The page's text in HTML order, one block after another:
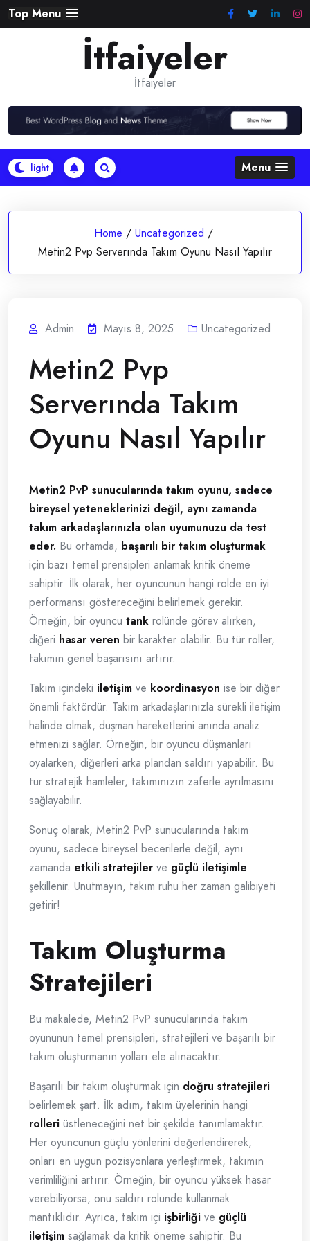
Skip
to
Top Menu
İtfaiyeler
İtfaiyeler
Menu
Home / Uncategorized /
Metin2 Pvp Serverında Takım Oyunu Nasıl Yapılır
Admin Mayıs 8, 2025 Uncategorized
Metin2 Pvp
Serverında Takım
Oyunu Nasıl Yapılır
Metin2 PvP sunucularında takım oyunu, sadece
bireysel yeteneklerinizi değil, aynı zamanda
takım arkadaşlarınızla olan uyumunuzu da test
eder. Bu ortamda, başarılı bir takım oluşturmak
için bazı temel prensipleri anlamak kritik öneme
sahiptir. İlk olarak, her oyuncunun hangi rolde en iyi
performansı göstereceğini belirlemek gerekir.
Örneğin, bir oyuncu tank rolünde görev alırken,
diğeri hasar veren bir karakter olabilir. Bu tür roller,
takımın genel başarısını artırır.
Takım içindeki iletişim ve koordinasyon ise bir diğer
önemli faktördür. Takım arkadaşlarınızla sürekli iletişim
halinde olmak, düşman hareketlerini anında analiz
etmenizi sağlar. Örneğin, bir oyuncu düşmanları
oyalarken, diğerleri arka plandan saldırı yapabilir. Bu
tür stratejik hamleler, takımınızın zaferle ayrılmasını
sağlayabilir.
Sonuç olarak, Metin2 PvP sunucularında takım
oyunu, sadece bireysel becerilerle değil, aynı
zamanda etkili stratejiler ve güçlü iletişimle
şekillenir. Unutmayın, takım ruhu her zaman galibiyeti
getirir!
Takım Oluşturma
Stratejileri
Bu makalede, Metin2 PvP sunucularında takım
oyununun temel prensipleri, stratejileri ve başarılı bir
takım oluşturmanın yolları ele alınacaktır.
Başarılı bir takım oluşturmak için doğru stratejileri
belirlemek şart. İlk adım, takım üyelerinin hangi
rolleri üstleneceğini net bir şekilde tanımlamaktır.
Her oyuncunun güçlü yönlerini değerlendirerek,
onları en uygun pozisyonlara yerleştirmek, takımın
verimliliğini artırır. Örneğin, bir oyuncu yüksek hasar
verebiliyorsa, onu saldırı rolünde kullanmak
mantıklıdır. Ayrıca, takım içi işbirliği ve güçlü
iletişim sağlamak da kritik öneme sahiptir. Bu